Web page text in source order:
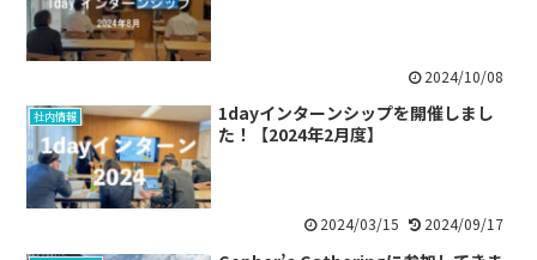
2024/10/08
社内情報
1dayインターンシップを開催しまし
た！【2024年2月度】
2024/03/15 2024/09/17